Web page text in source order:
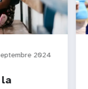
2024
la